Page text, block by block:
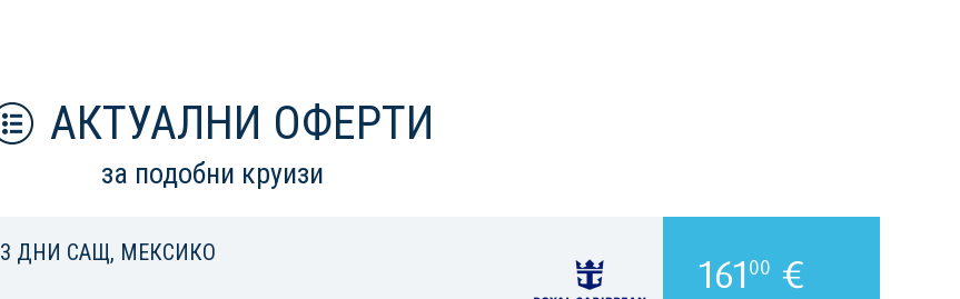
АКТУАЛНИ ОФЕРТИ
за подобни круизи
3 ДНИ САЩ, МЕКСИКО 161 00 €